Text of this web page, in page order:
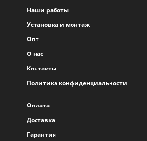
Наши работы
Установка и монтаж
Опт
О нас
Контакты
Политика конфиденциальности
Оплата
Доставка
Гарантия